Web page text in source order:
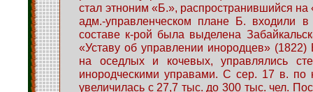
стал этноним «Б.», распространившийся на
адм.-управленческом плане Б. входили в
составе к-рой была выделена
«Уставу об управлении инородцев» (1822)
на оседлых и кочевых, управлялись
инородческими управами. С сер. 17 в. по
увеличилась с 27,7 тыс. до 300 тыс. чел.